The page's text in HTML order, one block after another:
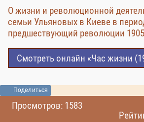
О жизни и революционной
семьи Ульяновых в Киеве в
предшествующий революции
Смотреть онлайн «Час жизни
Поделиться
Просмотров: 1583